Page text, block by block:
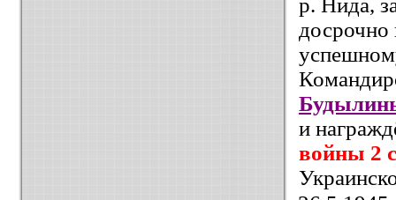
досрочно
и
войны 2